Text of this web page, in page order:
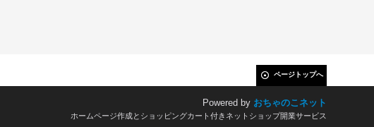
ページトップへ
Powered by おちゃのこネット
ホームページ作成とショッピングカート付きネットショップ開業サービス